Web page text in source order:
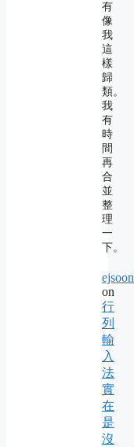
有
像
我
這
樣
歸
類。
我
有
時
間
再
合
並
整
理
一
下。
ejsoon
on
行
列
輸
入
法
實
在
是
沒